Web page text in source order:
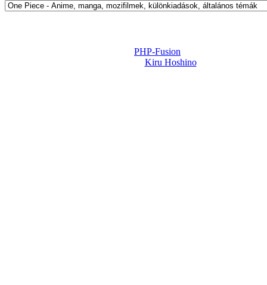
PHP-Fusion
Kiru Hoshino